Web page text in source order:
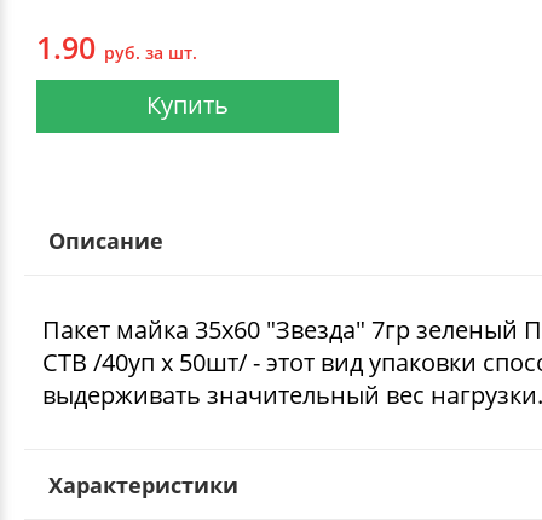
1.90 руб. за шт.
Купить
Описание
Пакет майка 35х60 "Звезда" 7гр зеленый
СТВ /40уп х 50шт/ - этот вид упаковки
выдерживать значительный вес нагрузки.
Характеристики